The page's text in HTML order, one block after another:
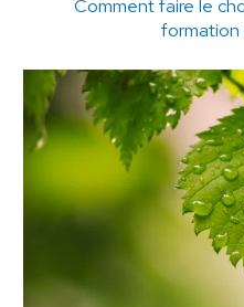
Comment faire le
formation